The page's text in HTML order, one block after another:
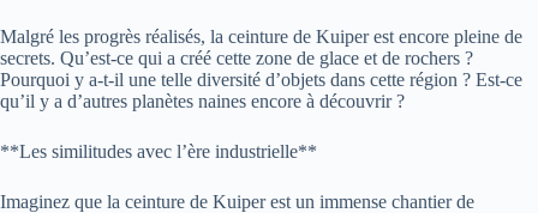
Malgré les progrès réalisés, la ceinture de Kuiper est encore pleine de
secrets. Qu’est-ce qui a créé cette zone de glace et de rochers ?
Pourquoi y a-t-il une telle diversité d’objets dans cette région ? Est-ce
qu’il y a d’autres planètes naines encore à découvrir ?
**Les similitudes avec l’ère industrielle**
Imaginez que la ceinture de Kuiper est un immense chantier de